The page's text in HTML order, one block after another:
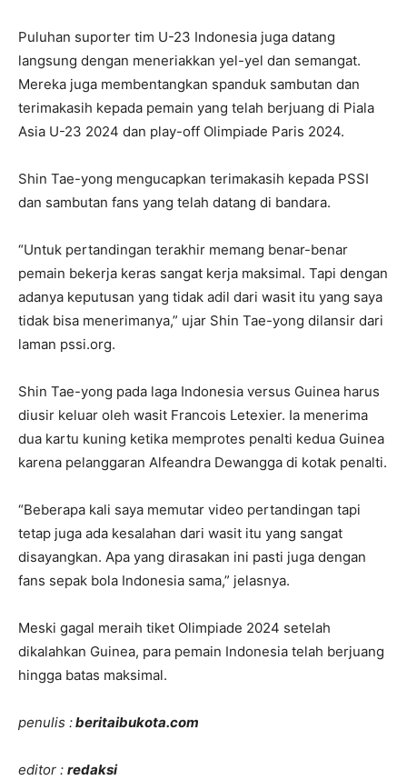
Puluhan suporter tim U-23 Indonesia juga datang
langsung dengan meneriakkan yel-yel dan semangat.
Mereka juga membentangkan spanduk sambutan dan
terimakasih kepada pemain yang telah berjuang di Piala
Asia U-23 2024 dan play-off Olimpiade Paris 2024.
Shin Tae-yong mengucapkan terimakasih kepada PSSI
dan sambutan fans yang telah datang di bandara.
“Untuk pertandingan terakhir memang benar-benar
pemain bekerja keras sangat kerja maksimal. Tapi dengan
adanya keputusan yang tidak adil dari wasit itu yang saya
tidak bisa menerimanya,” ujar Shin Tae-yong dilansir dari
laman pssi.org.
Shin Tae-yong pada laga Indonesia versus Guinea harus
diusir keluar oleh wasit Francois Letexier. Ia menerima
dua kartu kuning ketika memprotes penalti kedua Guinea
karena pelanggaran Alfeandra Dewangga di kotak penalti.
“Beberapa kali saya memutar video pertandingan tapi
tetap juga ada kesalahan dari wasit itu yang sangat
disayangkan. Apa yang dirasakan ini pasti juga dengan
fans sepak bola Indonesia sama,” jelasnya.
Meski gagal meraih tiket Olimpiade 2024 setelah
dikalahkan Guinea, para pemain Indonesia telah berjuang
hingga batas maksimal.
penulis :beritaibukota.com
editor : redaksi